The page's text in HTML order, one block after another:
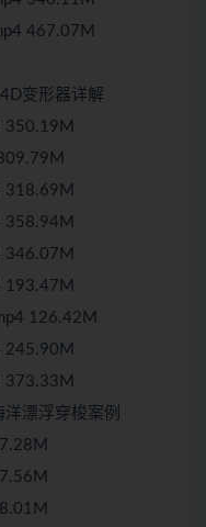
467.07M
变形器详解
350.19M
318.69M
358.94M
346.07M
193.47M
126.42M
245.90M
373.33M
漂浮穿梭案例